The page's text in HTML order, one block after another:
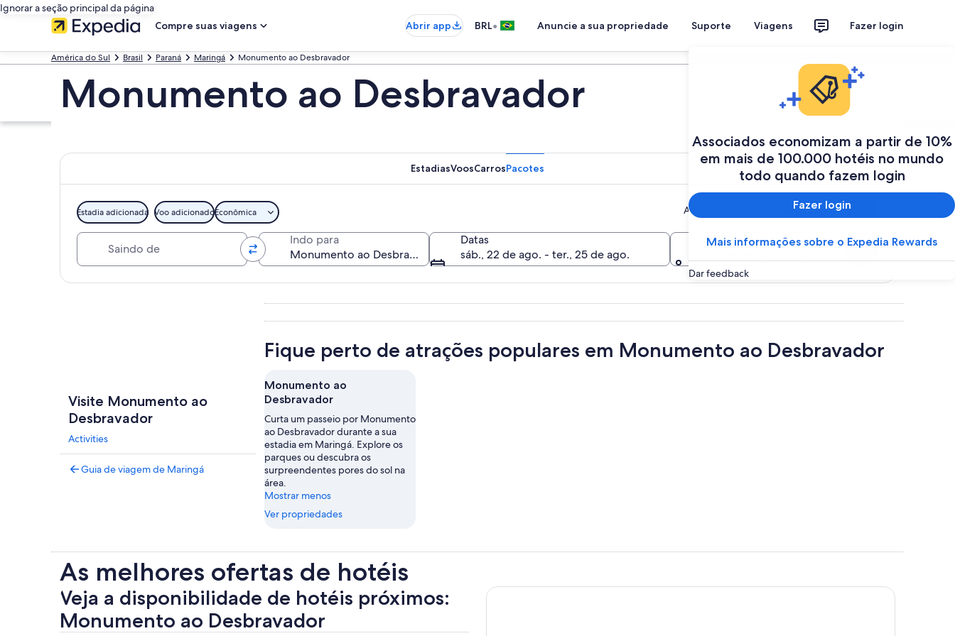
Ignorar a seção principal da página
Compre suas viagens
Abrir app BRL• Anuncie a sua propriedade Suporte Viagens Fazer login
Associados economizam a partir de 10%
em mais de 100.000 hotéis no mundo
todo quando fazem login
Fazer login
Mais informações sobre o Expedia Rewards
Dar feedback
América do Sul Brasil Paraná Maringá Monumento ao Desbravador
Monumento ao Desbravador
EstadiasVoosCarrosPacotes
Estadia adicionada Voo adicionadoEconômica Adicionar vários destinos ou datas
Indo para
Datas
sáb., 22 de ago. - ter., 25 de ago.
Viajantes
Buscar
Visite Monumento ao
Desbravador
Activities
Guia de viagem de Maringá
Fique perto de atrações populares em Monumento ao Desbravador
Monumento ao
Desbravador
Curta um passeio por Monumento
ao Desbravador durante a sua
estadia em Maringá. Explore os
parques ou descubra os
surpreendentes pores do sol na
área.
Mostrar menos
Ver propriedades
As melhores ofertas de hotéis
Veja a disponibilidade de hotéis próximos:
Monumento ao Desbravador